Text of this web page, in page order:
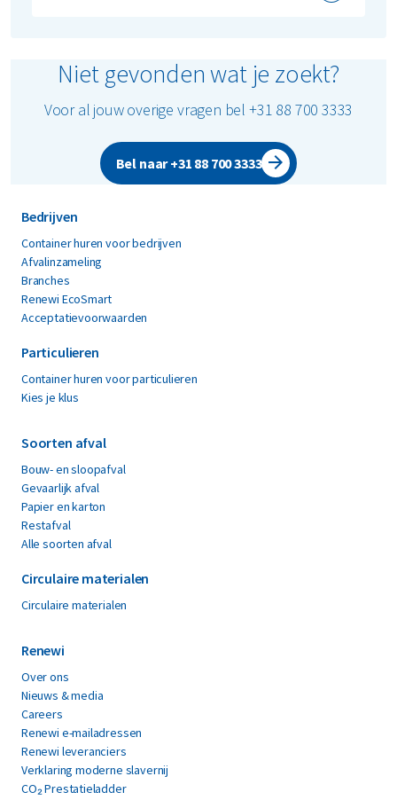
Niet gevonden wat je zoekt?
Voor al jouw overige vragen bel +31 88 700 3333
Bel naar +31 88 700 3333
Bedrijven
Container huren voor bedrijven
Afvalinzameling
Branches
Renewi EcoSmart
Acceptatievoorwaarden
Particulieren
Container huren voor particulieren
Kies je klus
Soorten afval
Bouw- en sloopafval
Gevaarlijk afval
Papier en karton
Restafval
Alle soorten afval
Circulaire materialen
Circulaire materialen
Renewi
Over ons
Nieuws & media
Careers
Renewi e-mailadressen
Renewi leveranciers
Verklaring moderne slavernij
CO₂ Prestatieladder